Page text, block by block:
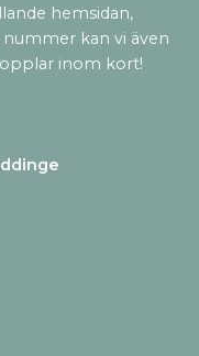
hemsidan,
kan vi även
inom kort!